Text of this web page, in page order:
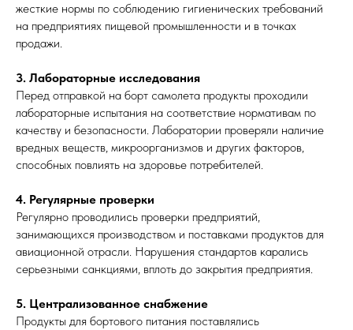
жесткие нормы по соблюдению гигиенических требований
на предприятиях пищевой промышленности и в точках
продажи.
3. Лабораторные исследования
Перед отправкой на борт самолета продукты проходили
лабораторные испытания на соответствие нормативам по
качеству и безопасности. Лаборатории проверяли наличие
вредных веществ, микроорганизмов и других факторов,
способных повлиять на здоровье потребителей.
4. Регулярные проверки
Регулярно проводились проверки предприятий,
занимающихся производством и поставками продуктов для
авиационной отрасли. Нарушения стандартов карались
серьезными санкциями, вплоть до закрытия предприятия.
5. Централизованное снабжение
Продукты для бортового питания поставлялись